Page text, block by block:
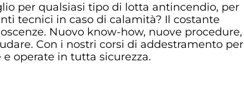
per qualsiasi tipo di lotta antincendio, per
tecnici in caso di calamità? Il costante
Nuovo know-how, nuove procedure,
Con i nostri corsi di addestramento per
operate in tutta sicurezza.